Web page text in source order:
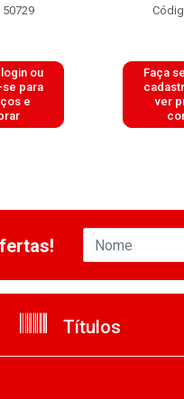
ou
para
e
Faça
ver
Títulos